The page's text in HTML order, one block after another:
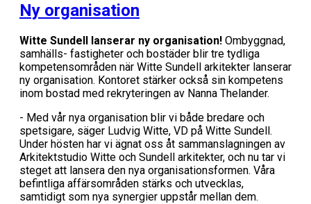
Ny organisation
Witte Sundell lanserar ny organisation! Ombyggnad,
samhälls- fastigheter och bostäder blir tre tydliga
kompetensområden när Witte Sundell arkitekter lanserar
ny organisation. Kontoret stärker också sin kompetens
inom bostad med rekryteringen av Nanna Thelander.
- Med vår nya organisation blir vi både bredare och
spetsigare, säger Ludvig Witte, VD på Witte Sundell.
Under hösten har vi ägnat oss åt sammanslagningen av
Arkitektstudio Witte och Sundell arkitekter, och nu tar vi
steget att lansera den nya organisationsformen. Våra
befintliga affärsområden stärks och utvecklas,
samtidigt som nya synergier uppstår mellan dem.